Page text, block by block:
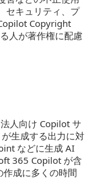
セキュリティ、プ
Copyright
人が著作権に配慮
人向け Copilot サ
生成する出力に対
などに生成 AI
365 Copilot が含
成に多くの時間